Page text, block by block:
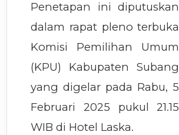
Penetapan ini diputuskan
dalam rapat pleno terbuka
Komisi Pemilihan Umum
(KPU) Kabupaten Subang
yang digelar pada Rabu, 5
Februari 2025 pukul 21.15
WIB di Hotel Laska.